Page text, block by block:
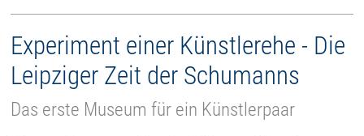
Experiment einer Künstlerehe - Die
Leipziger Zeit der Schumanns
Das erste Museum für ein Künstlerpaar